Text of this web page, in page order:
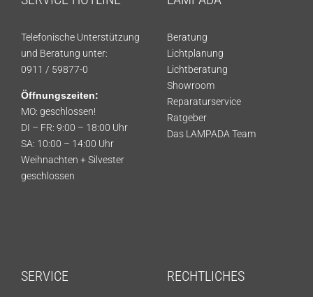
Telefonische Unterstützung
und Beratung unter:
0911 / 59877-0
Öffnungszeiten:
MO: geschlossen!
DI – FR: 9:00 – 18:00 Uhr
SA: 10:00 – 14:00 Uhr
Weihnachten + Silvester
geschlossen
Beratung
Lichtplanung
Lichtberatung
Showroom
Reparaturservice
Ratgeber
Das LAMPADA Team
SERVICE RECHTLICHES